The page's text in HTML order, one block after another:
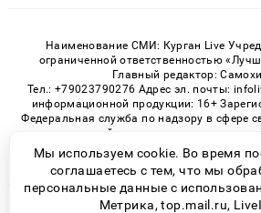
Наименование СМИ: Курган Live
ограниченной ответственностью
Главный редактор:
Тел.: +79023790276 Адрес эл. почты:
информационной продукции: 16+
Федеральная служба по надзору в сфере
технологий и массовых
Регистрационный номер СМИ ЭЛ № ФС 77
© 2026 «Kurgan-Live» | Все
Мы используем cookie. Во время
соглашаетесь с тем, что мы
персональные данные с
Метрика, top.mail.ru,